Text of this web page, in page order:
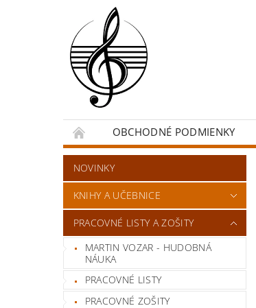
OBCHODNÉ PODMIENKY
NOVINKY
KNIHY A UČEBNICE
PRACOVNÉ LISTY A ZOŠITY
MARTIN VOZAR - HUDOBNÁ
NÁUKA
PRACOVNÉ LISTY
PRACOVNÉ ZOŠITY